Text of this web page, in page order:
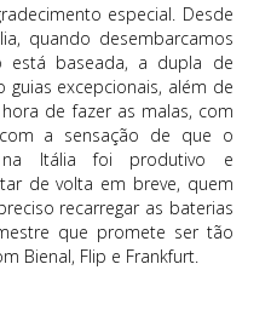
especial. Desde
quando desembarcamos
está baseada, a dupla de
excepcionais, além de
de fazer as malas, com
a sensação de que o
Itália foi produtivo e
de volta em breve, quem
recarregar as baterias
que promete ser tão
Bienal, Flip e Frankfurt.